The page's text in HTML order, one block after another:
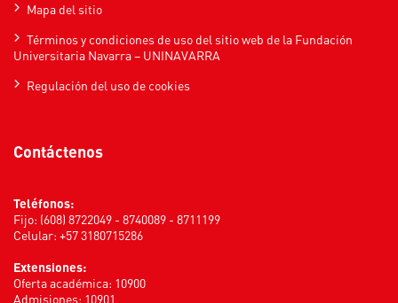
Mapa del sitio
Términos y condiciones de uso del sitio web de la Fundación
Universitaria Navarra – UNINAVARRA
Regulación del uso de cookies
Contáctenos
Teléfonos:
Fijo: (608) 8722049 - 8740089 - 8711199
Celular: +57 3180715286
Extensiones:
Oferta académica: 10900
Admisiones: 10901